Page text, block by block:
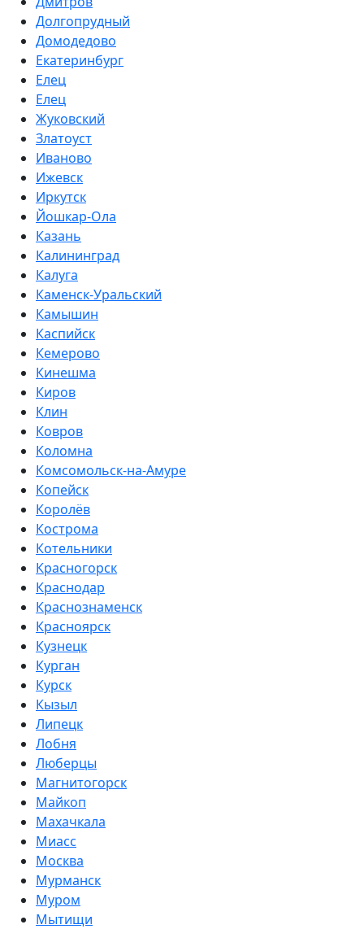
Долгопрудный
Домодедово
Екатеринбург
Елец
Елец
Жуковский
Златоуст
Иваново
Ижевск
Иркутск
Йошкар-Ола
Казань
Калининград
Калуга
Каменск-Уральский
Камышин
Каспийск
Кемерово
Кинешма
Киров
Клин
Ковров
Коломна
Комсомольск-на-Амуре
Копейск
Королёв
Кострома
Котельники
Красногорск
Краснодар
Краснознаменск
Красноярск
Кузнецк
Курган
Курск
Кызыл
Липецк
Лобня
Люберцы
Магнитогорск
Майкоп
Махачкала
Миасс
Москва
Мурманск
Муром
Мытищи